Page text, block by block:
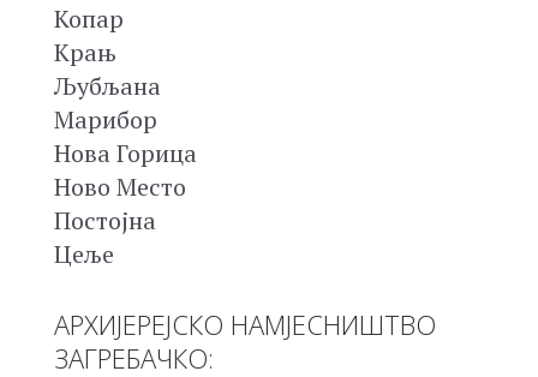
Копар
Крањ
Љубљана
Марибор
Нова Горица
Ново Место
Постојна
Цеље
АРХИЈЕРЕЈСКО НАМЈЕСНИШТВО
ЗАГРЕБАЧКО: